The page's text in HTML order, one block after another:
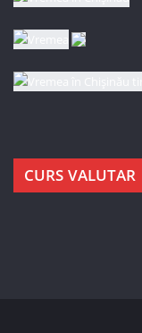
CURS VALUTAR